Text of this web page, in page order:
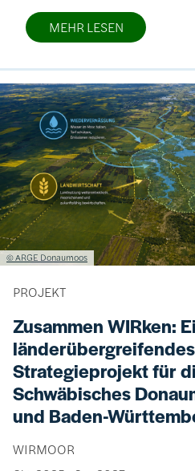
MEHR LESEN
Bild
Lizenzinformationen einschließlich
© ARGE Donaumoos
PROJEKT
Zusammen WIRken:
länderübergreifendes
Strategieprojekt für
Schwäbisches
und Baden-
WIRMOOR